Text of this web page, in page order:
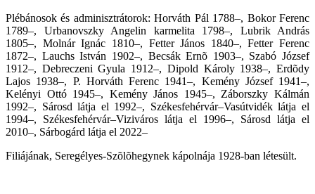
Plébánosok és adminisztrátorok: Horváth Pál 1788–, Bokor Ferenc
1789–, Urbanovszky Angelin karmelita 1798–, Lubrik András
1805–, Molnár Ignác 1810–, Fetter János 1840–, Fetter Ferenc
1872–, Lauchs István 1902–, Becsák Ernõ 1903–, Szabó József
1912–, Debreczeni Gyula 1912–, Dipold Károly 1938–, Erdõdy
Lajos 1938–, P. Horváth Ferenc 1941–, Kemény József 1941–,
Kelényi Ottó 1945–, Kemény János 1945–, Záborszky Kálmán
1992–, Sárosd látja el 1992–, Székesfehérvár–Vasútvidék látja el
1994–, Székesfehérvár–Viziváros látja el 1996–, Sárosd látja el
2010–, Sárbogárd látja el 2022–
Filiájának, Seregélyes-Szõlõhegynek kápolnája 1928-ban létesült.